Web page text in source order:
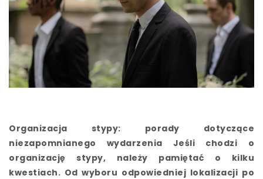
Organizacja stypy: porady dotyczące
niezapomnianego wydarzenia Jeśli chodzi o
organizację stypy, należy pamiętać o kilku
kwestiach. Od wyboru odpowiedniej lokalizacji po